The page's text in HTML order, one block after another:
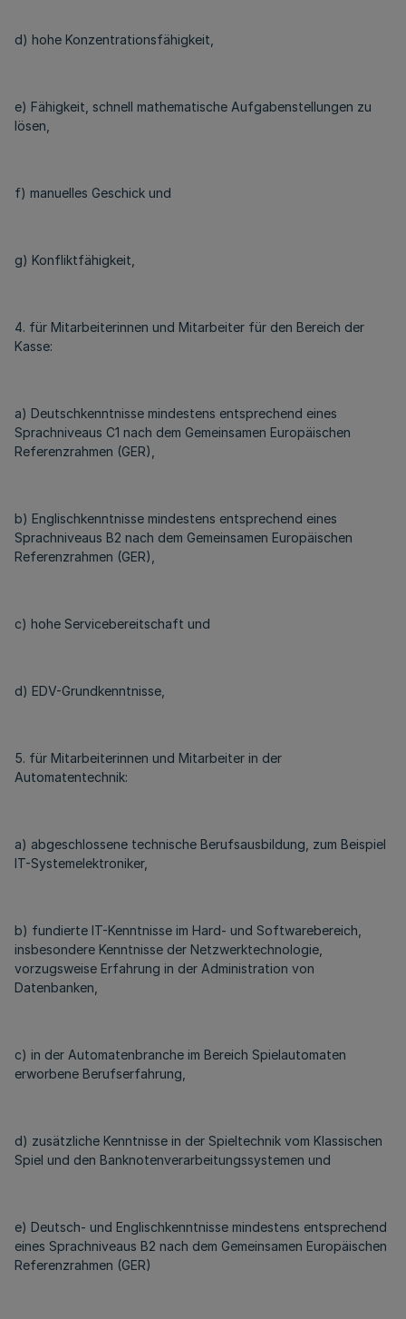
d) hohe Konzentrationsfähigkeit,
e) Fähigkeit, schnell mathematische Aufgabenstellungen zu
lösen,
f) manuelles Geschick und
g) Konfliktfähigkeit,
4. für Mitarbeiterinnen und Mitarbeiter für den Bereich der
Kasse:
a) Deutschkenntnisse mindestens entsprechend eines
Sprachniveaus C1 nach dem Gemeinsamen Europäischen
Referenzrahmen (GER),
b) Englischkenntnisse mindestens entsprechend eines
Sprachniveaus B2 nach dem Gemeinsamen Europäischen
Referenzrahmen (GER),
c) hohe Servicebereitschaft und
d) EDV-Grundkenntnisse,
5. für Mitarbeiterinnen und Mitarbeiter in der
Automatentechnik:
a) abgeschlossene technische Berufsausbildung, zum Beispiel
IT-Systemelektroniker,
b) fundierte IT-Kenntnisse im Hard- und Softwarebereich,
insbesondere Kenntnisse der Netzwerktechnologie,
vorzugsweise Erfahrung in der Administration von
Datenbanken,
c) in der Automatenbranche im Bereich Spielautomaten
erworbene Berufserfahrung,
d) zusätzliche Kenntnisse in der Spieltechnik vom Klassischen
Spiel und den Banknotenverarbeitungssystemen und
e) Deutsch- und Englischkenntnisse mindestens entsprechend
eines Sprachniveaus B2 nach dem Gemeinsamen Europäischen
Referenzrahmen (GER)